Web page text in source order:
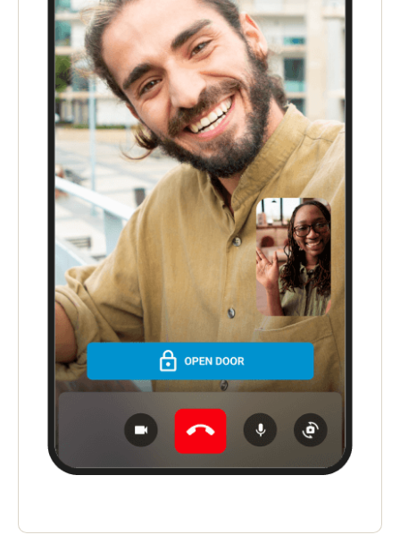
Español
Portugal
Português
Italiano
Czech Republic
Danskere
Svenska